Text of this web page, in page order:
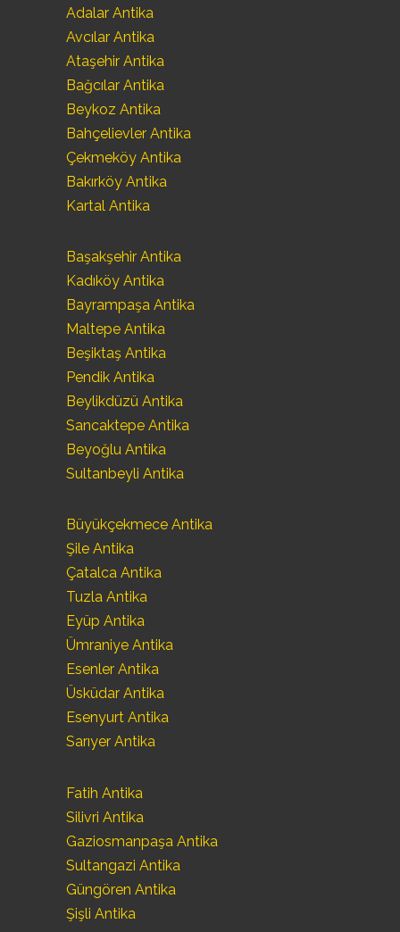
Adalar Antika
Avcılar Antika
Ataşehir Antika
Bağcılar Antika
Beykoz Antika
Bahçelievler Antika
Çekmeköy Antika
Bakırköy Antika
Kartal Antika
Başakşehir Antika
Kadıköy Antika
Bayrampaşa Antika
Maltepe Antika
Beşiktaş Antika
Pendik Antika
Beylikdüzü Antika
Sancaktepe Antika
Beyoğlu Antika
Sultanbeyli Antika
Büyükçekmece Antika
Şile Antika
Çatalca Antika
Tuzla Antika
Eyüp Antika
Ümraniye Antika
Esenler Antika
Üsküdar Antika
Esenyurt Antika
Sarıyer Antika
Fatih Antika
Silivri Antika
Gaziosmanpaşa Antika
Sultangazi Antika
Güngören Antika
Şişli Antika